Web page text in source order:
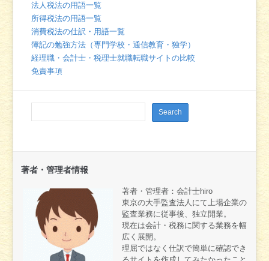
法人税法の用語一覧
所得税法の用語一覧
消費税法の仕訳・用語一覧
簿記の勉強方法（専門学校・通信教育・独学）
経理職・会計士・税理士就職転職サイトの比較
免責事項
著者・管理者情報
著者・管理者：会計士hiro
東京の大手監査法人にて上場企業の
監査業務に従事後、独立開業。
現在は会計・税務に関する業務を幅
広く展開。
理屈ではなく仕訳で簡単に確認でき